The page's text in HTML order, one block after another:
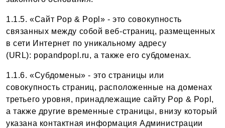
1.1.5. «Сайт Pop & Popl» - это совокупность
связанных между собой веб-страниц, размещенных
в сети Интернет по уникальному адресу
(URL): popandpopl.ru, а также его субдоменах.
1.1.6. «Субдомены» - это страницы или
совокупность страниц, расположенные на доменах
третьего уровня, принадлежащие сайту Pop & Popl,
а также другие временные страницы, внизу который
указана контактная информация Администрации